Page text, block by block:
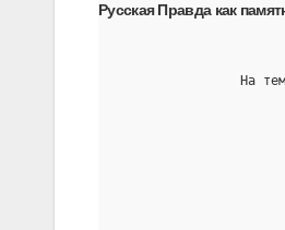
Русская Правда как
На